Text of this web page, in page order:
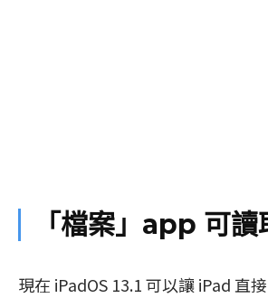
「檔案」app 可
現在 iPadOS 13.1 可以讓 iPad 直